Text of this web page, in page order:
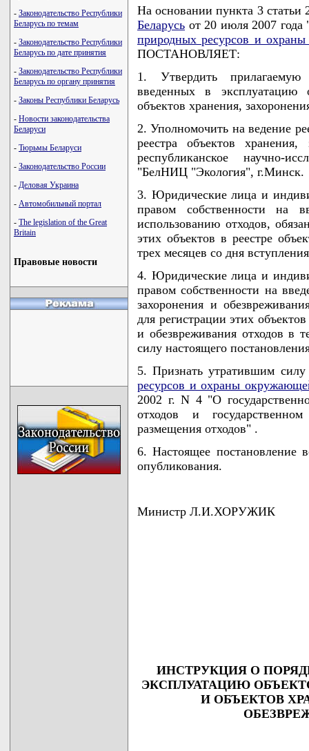
- Законодательство Республики
Беларусь по темам
- Законодательство Республики
Беларусь по дате принятия
- Законодательство Республики
Беларусь по органу принятия
- Законы Республики Беларусь
- Новости законодательства
Беларуси
- Тюрьмы Беларуси
- Законодательство России
- Деловая Украина
- Автомобильный портал
- The legislation of the Great
Britain
Правовые новости
На основании пункта 3 статьи
Беларусь от 20 июля 2007
природных ресурсов и
ПОСТАНОВЛЯЕТ:
1. Утвердить
введенных в эксплуатацию
объектов хранения,
2. Уполномочить на ведение
реестра объектов хранения,
республиканское научно-
"БелНИЦ "Экология", г.Минск.
3. Юридические лица и
правом собственности на
использованию отходов,
этих объектов в реестре
трех месяцев со дня
4. Юридические лица и
правом собственности на
захоронения и
для регистрации этих
и обезвреживания отходов в
силу настоящего
5. Признать утратившим
ресурсов и охраны
2002 г. N 4 "О
отходов и
размещения отходов" .
6. Настоящее постановление
опубликования.
Министр Л.И.ХОРУЖИК
ИНСТРУКЦИЯ О
ЭКСПЛУАТАЦИЮ
И ОБЪЕКТОВ